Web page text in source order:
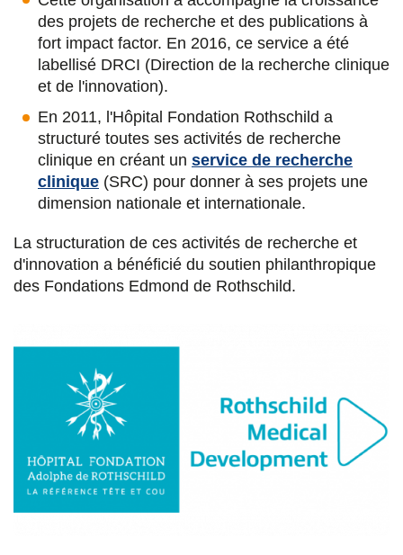
b
o
o
k
t
e
r
e
d
i
n
l
des projets de recherche et des publications à
fort impact factor. En 2016, ce service a été
labellisé DRCI (Direction de la recherche clinique
et de l'innovation).
En 2011, l'Hôpital Fondation Rothschild a
structuré toutes ses activités de recherche
clinique en créant un service de recherche
clinique (SRC) pour donner à ses projets une
dimension nationale et internationale.
La structuration de ces activités de recherche et
d'innovation a bénéficié du soutien philanthropique
des Fondations Edmond de Rothschild.